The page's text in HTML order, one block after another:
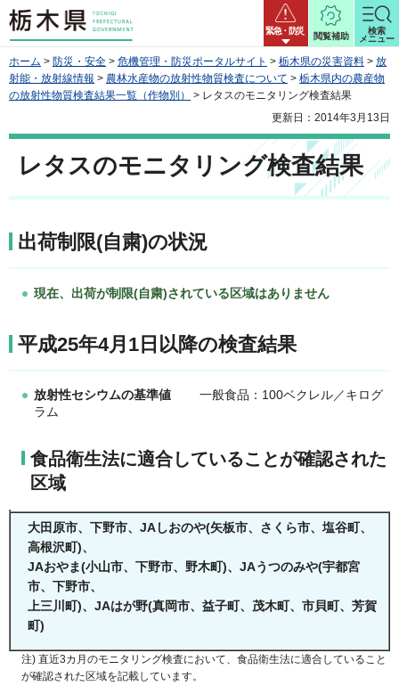
栃木県 緊急・防災
閲覧補助
検索
メニュー
ホーム > 防災・安全 > 危機管理・防災ポータルサイト > 栃木県の災害資料 > 放
射能・放射線情報 > 農林水産物の放射性物質検査について > 栃木県内の農産物
の放射性物質検査結果一覧（作物別）
> レタスのモニタリング検査結果
更新日：2014年3月13日
レタスのモニタリング検査結果
出荷制限(自粛)の状況
現在、出荷が制限(自粛)されている区域はありません
平成25年4月1日以降の検査結果
放射性セシウムの基準値 一般食品：100ベクレル／キログ
ラム
食品衛生法に適合していることが確認された
区域
大田原市、下野市、JAしおのや(矢板市、さくら市、塩谷町、
高根沢町)、
JAおやま(小山市、下野市、野木町)、JAうつのみや(宇都宮
市、下野市、
上三川町)、JAはが野(真岡市、益子町、茂木町、市貝町、芳賀
町)
注) 直近3カ月のモニタリング検査において、食品衛生法に適合していること
が確認された区域を記載しています。